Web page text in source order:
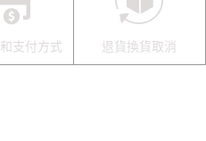
支付方式 退貨換貨取消